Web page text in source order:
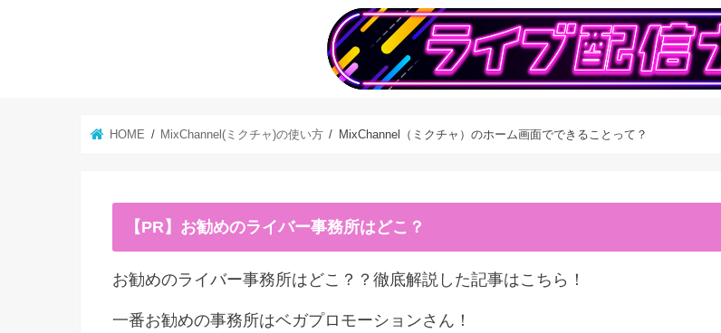
HOME MixChannel(ミクチャ)の使い方 MixChannel（ミクチャ）のホーム画面でできることって？
【PR】お勧めのライバー事務所はどこ？
お勧めのライバー事務所はどこ？？徹底解説した記事はこちら！
一番お勧めの事務所はベガプロモーションさん！